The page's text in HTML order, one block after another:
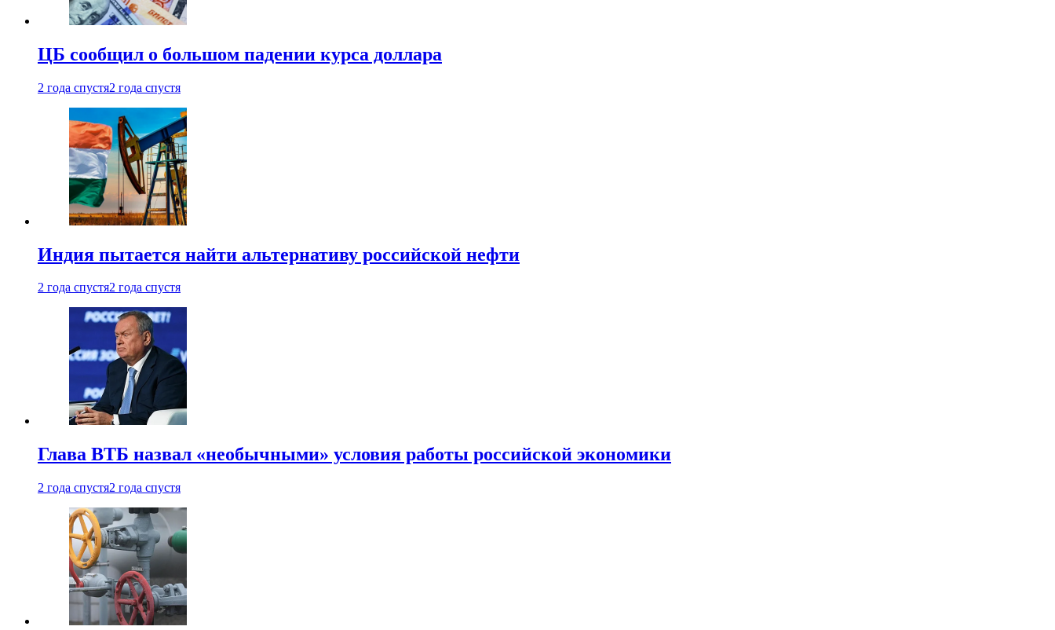
ЦБ сообщил о большом падении курса доллара
2 года спустя2 года спустя
Индия пытается найти альтернативу российской нефти
2 года спустя2 года спустя
Глава ВТБ назвал «необычными» условия работы российской экономики
2 года спустя2 года спустя